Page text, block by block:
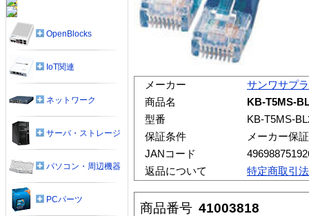
メーカー
サンワサプ
商品名
KB-T5MS-
型番
KB-T5MS-
保証条件
メーカー保証
JANコード
返品について
特定商取引
商品番号 41003818
OpenBlocks
IoT関連
ネットワーク
サーバ・ストレージ
パソコン・周辺機器
PCパーツ